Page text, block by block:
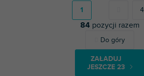
K
o
n
t
ZAŁADUJ
JESZCZE 23
n
c
j
a
1 4
84 pozycji razem
Do góry